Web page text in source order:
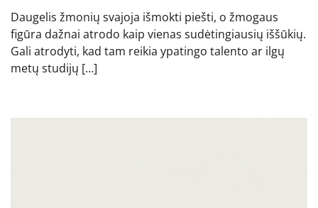
Daugelis žmonių svajoja išmokti piešti, o žmogaus
figūra dažnai atrodo kaip vienas sudėtingiausių iššūkių.
Gali atrodyti, kad tam reikia ypatingo talento ar ilgų
metų studijų […]